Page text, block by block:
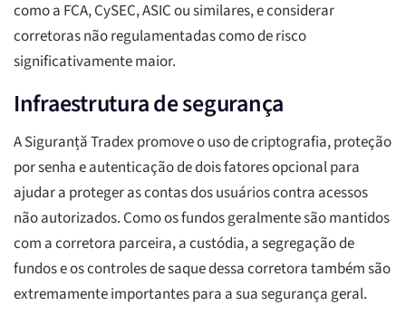
como a FCA, CySEC, ASIC ou similares, e considerar
corretoras não regulamentadas como de risco
significativamente maior.
Infraestrutura de segurança
A Siguranță Tradex promove o uso de criptografia, proteção
por senha e autenticação de dois fatores opcional para
ajudar a proteger as contas dos usuários contra acessos
não autorizados. Como os fundos geralmente são mantidos
com a corretora parceira, a custódia, a segregação de
fundos e os controles de saque dessa corretora também são
extremamente importantes para a sua segurança geral.